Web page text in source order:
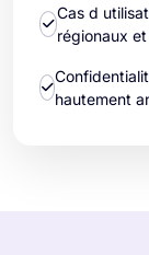
Cas d
régionaux
hautement